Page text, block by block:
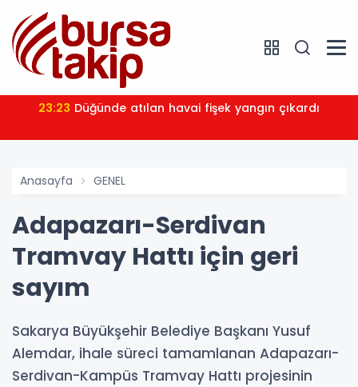
23:23 Düğünde atılan havai fişek yangın çıkardı
Anasayfa GENEL
Adapazarı-Serdivan
Tramvay Hattı için geri
sayım
Sakarya Büyükşehir Belediye Başkanı Yusuf
Alemdar, ihale süreci tamamlanan Adapazarı-
Serdivan-Kampüs Tramvay Hattı projesinin